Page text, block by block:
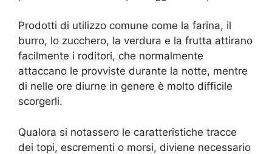
Prodotti di utilizzo comune come la farina, il
burro, lo zucchero, la verdura e la frutta attirano
facilmente i roditori, che normalmente
attaccano le provviste durante la notte, mentre
di nelle ore diurne in genere è molto difficile
scorgerli.
Qualora si notassero le caratteristiche tracce
dei topi, escrementi o morsi, diviene necessario